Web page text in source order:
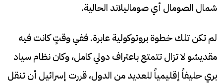
شمال الصومال أي صوماليلاند الحالية.
لم تكن تلك خطوة بروتوكولية عابرة. ففي وقتٍ كانت فيه
مقديشو لا تزال تتمتع باعتراف دولي كامل، وكان نظام سياد
بري حليفاً إقليمياً للعديد من الدول، قررت إسرائيل أن تنقل